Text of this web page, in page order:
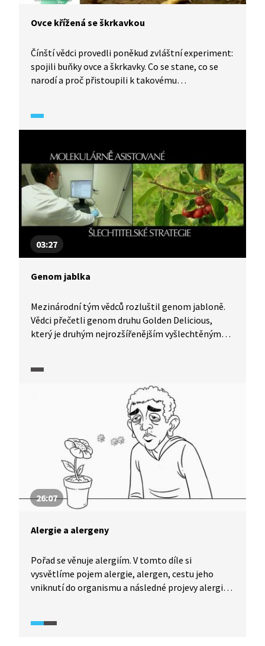
Ovce křížená se škrkavkou
Čínští vědci provedli poněkud zvláštní experiment:
spojili buňky ovce a škrkavky. Co se stane, co se
narodí a proč přistoupili k takovému
03:27
Genom jablka
Mezinárodní tým vědců rozluštil genom jabloně.
Vědci přečetli genom druhu Golden Delicious,
který je druhým nejrozšířenějším vyšlechtěným
vytvoření nové rostliny budoucnosti.
26:07
Alergie a alergeny
Pořad se věnuje alergiím. V tomto díle si
vysvětlíme pojem alergie, alergen, cestu jeho
vniknutí do organismu a následné projevy alergie.
také pylová informační služba a způsob jejího